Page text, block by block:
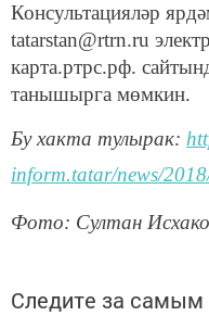
Консультацияләр
tatarstan@rtrn.ru
карта.ртрс.рф.
танышырга мөмкин.
Бу хакта тулырак:
inform.tatar/news/
Фото: Султан
Следите за